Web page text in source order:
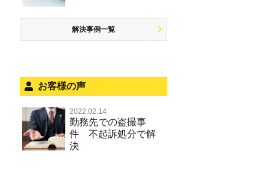
住居侵入等
銃刀法違反
不正競争防止法
風営法・風適法違反
文書偽造・偽造文書行使
被害者対応
被害届・告訴・告発の不安や悩み
員逮捕，予防法務等）
解決事例一覧
お客様の声
2022.02.14
勤務先での盗撮事
件 不起訴処分で解
決